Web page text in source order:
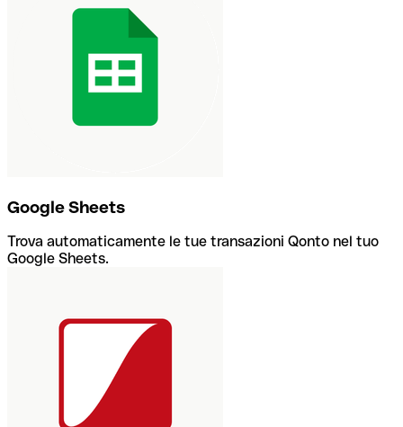
Google Sheets
Trova automaticamente le tue transazioni Qonto nel tuo
Google Sheets.